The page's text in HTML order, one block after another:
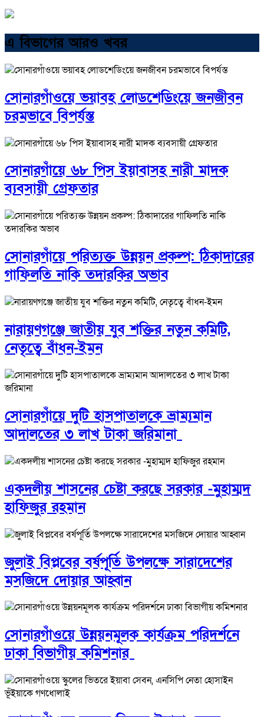
এ বিভাগের আরও খবর
সোনারগাঁওয়ে ভয়াবহ লোডশেডিংয়ে জনজীবন
চরমভাবে বিপর্যস্ত
সোনারগাঁয়ে ৬৮ পিস ইয়াবাসহ নারী মাদক
ব্যবসায়ী গ্রেফতার
সোনারগাঁয়ে পরিত্যক্ত উন্নয়ন প্রকল্প: ঠিকাদারের
গাফিলতি নাকি তদারকির অভাব
নারায়ণগঞ্জে জাতীয় যুব শক্তির নতুন কমিটি,
নেতৃত্বে বাঁধন-ইমন
সোনারগাঁয়ে দুটি হাসপাতালকে ভ্রাম্যমান
আদালতের ৩ লাখ টাকা জরিমানা
একদলীয় শাসনের চেষ্টা করছে সরকার -মুহাম্মদ
হাফিজুর রহমান
জুলাই বিপ্লবের বর্ষপূর্তি উপলক্ষে সারাদেশের
মসজিদে দোয়ার আহ্বান
সোনারগাঁওয়ে উন্নয়নমূলক কার্যক্রম পরিদর্শনে
ঢাকা বিভাগীয় কমিশনার